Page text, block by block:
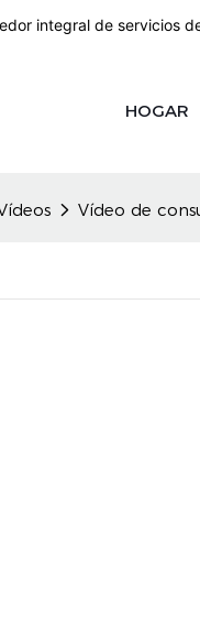
integral de servicios
HOGAR
Vídeo de